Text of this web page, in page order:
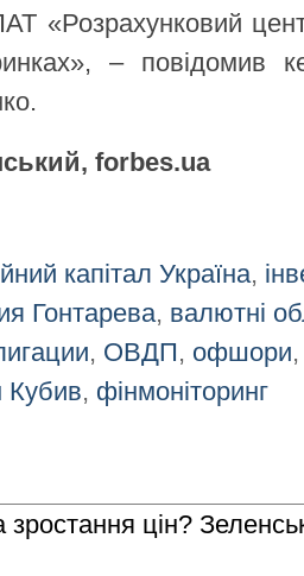
«Розрахунковий
– повідомив
forbes.ua
капітал Україна,
Гонтарева, валютні
, ОВДП, офшори
Кубив, фінмоніторинг
зростання цін?